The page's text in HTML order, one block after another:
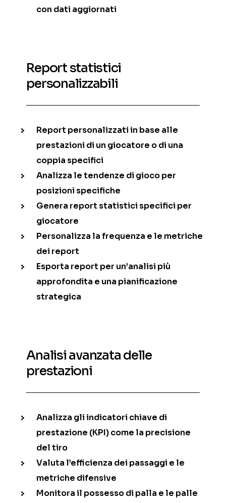
con dati aggiornati
Report statistici
personalizzabili
Report personalizzati in base alle
prestazioni di un giocatore o di una
coppia specifici
Analizza le tendenze di gioco per
posizioni specifiche
Genera report statistici specifici per
giocatore
Personalizza la frequenza e le metriche
dei report
Esporta report per un’analisi più
approfondita e una pianificazione
strategica
Analisi avanzata delle
prestazioni
Analizza gli indicatori chiave di
prestazione (KPI) come la precisione
del tiro
Valuta l’efficienza dei passaggi e le
metriche difensive
Monitora il possesso di palla e le palle